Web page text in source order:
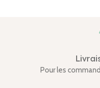
Pour les